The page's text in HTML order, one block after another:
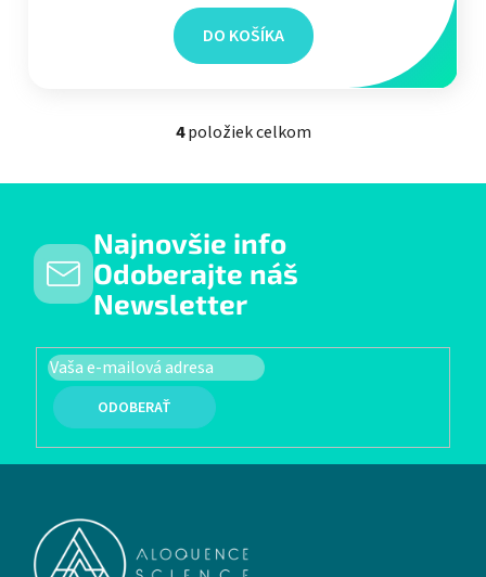
DO KOŠÍKA
Ovládacie prvky výpisu
4položiek celkom
Najnovšie info
Odoberajte náš
Newsletter
PRIHLÁSIŤ SA